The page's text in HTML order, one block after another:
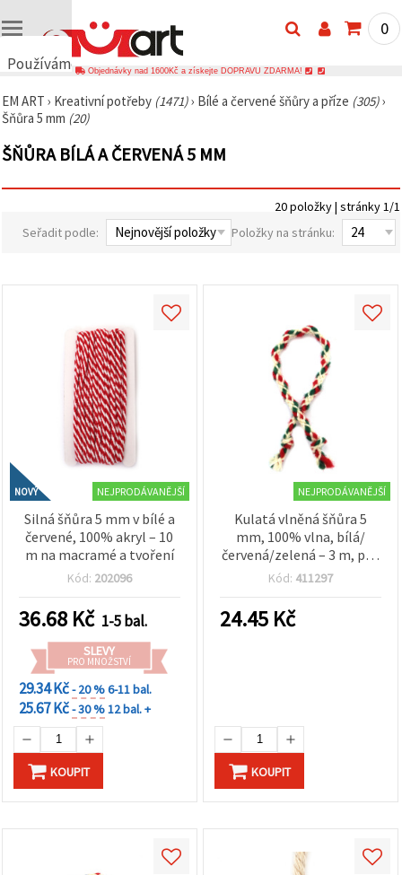
Používáme
🍪
Používáme
podobné
technologie,
zajistili
webu,
našich
partnerů
pro
analýzu a
marketing.
Můžete
souhlasit s
kliknutím
"Přijmout
vše!" Nebo
můžete
uvést své
preference v
Nastavení
výběrem
typu
cookies a
kliknutím
na tlačítko
0
Objednávky nad 1600Kč a získejte DOPRAVU ZDARMA!
EM ART › Kreativní potřeby (1471)› Bílé a červené šňůry a příze (305)›
Šňůra 5 mm (20)
ŠŇŮRA BÍLÁ A ČERVENÁ 5 MM
20 položky | stránky 1/1
Seřadit podle:
Položky na stránku:
NOVÝ NEJPRODÁVANĚJŠÍ
Silná šňůra 5 mm v bílé a
červené, 100% akryl – 10
m na macramé a tvoření
Kód: 202096
36.68 Kč 1-5 bal.
SLEVY
PRO MNOŽSTVÍ
29.34 Kč- 20 %6-11 bal.
25.67 Kč- 30 %12 bal. +
KOUPIT
NEJPRODÁVANĚJŠÍ
Kulatá vlněná šňůra 5
mm, 100% vlna, bílá/
červená/zelená – 3 m, pro
kreativní tvoření
Kód: 411297
24.45 Kč
KOUPIT